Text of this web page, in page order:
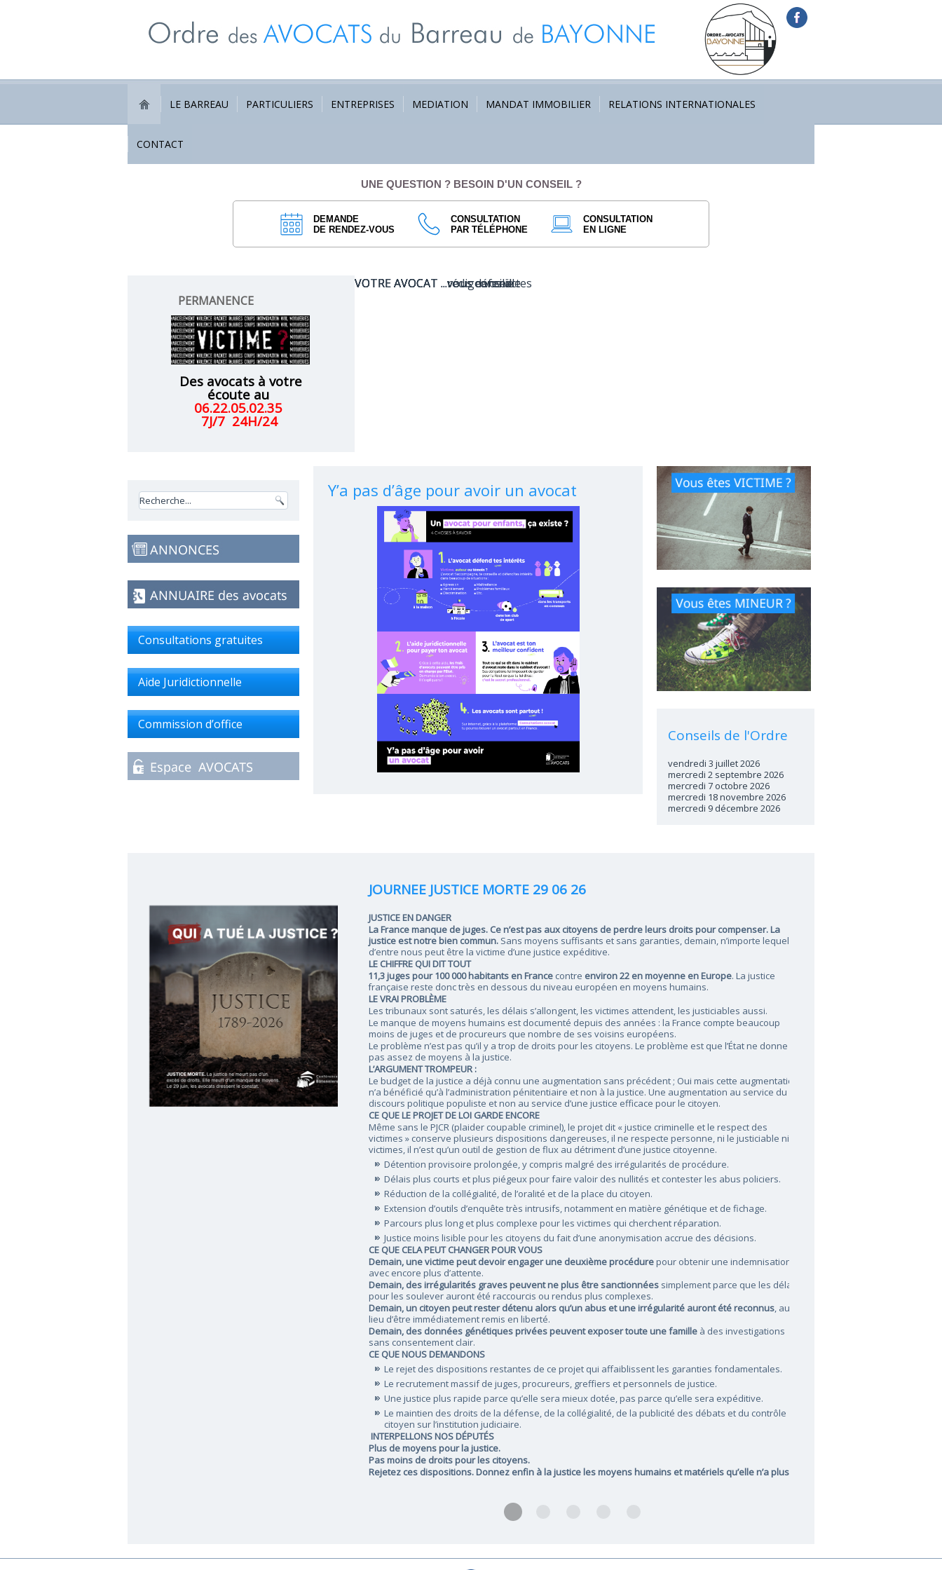
LE BARREAU PARTICULIERS ENTREPRISES MEDIATION MANDAT IMMOBILIER RELATIONS INTERNATIONALES
CONTACT
UNE QUESTION ? BESOIN D'UN CONSEIL ?
DEMANDE
DE RENDEZ-VOUS
CONSULTATION
PAR TÉLÉPHONE
CONSULTATION
EN LIGNE
PERMANENCE
VICTIMES
Des avocats à votre
écoute au
06.22.05.02.35
7J/7 24H/24
VOTRE AVOCAT ...vous concilie
VOTRE AVOCAT ...rédige vos actes
VOTRE AVOCAT ...vous conseille
VOTRE AVOCAT ...vous défend
Consultations gratuites
Aide Juridictionnelle
Commission d’office
Y’a pas d’âge pour avoir un avocat
Conseils de l'Ordre
vendredi 3 juillet 2026
mercredi 2 septembre 2026
mercredi 7 octobre 2026
mercredi 18 novembre 2026
mercredi 9 décembre 2026
JOURNEE JUSTICE MORTE 29 06 26
JUSTICE EN DANGER
La France manque de juges. Ce n’est pas aux citoyens de perdre leurs droits pour compenser. La
justice est notre bien commun. Sans moyens suffisants et sans garanties, demain, n’importe lequel
d’entre nous peut être la victime d’une justice expéditive.
LE CHIFFRE QUI DIT TOUT
11,3 juges pour 100 000 habitants en France contre environ 22 en moyenne en Europe. La justice
française reste donc très en dessous du niveau européen en moyens humains.
LE VRAI PROBLÈME
Les tribunaux sont saturés, les délais s’allongent, les victimes attendent, les justiciables aussi.
Le manque de moyens humains est documenté depuis des années : la France compte beaucoup
moins de juges et de procureurs que nombre de ses voisins européens.
Le problème n’est pas qu’il y a trop de droits pour les citoyens. Le problème est que l’État ne donne
pas assez de moyens à la justice.
L’ARGUMENT TROMPEUR :
Le budget de la justice a déjà connu une augmentation sans précédent ; Oui mais cette augmentation
n’a bénéficié qu’à l’administration pénitentiaire et non à la justice. Une augmentation au service du
discours politique populiste et non au service d’une justice efficace pour le citoyen.
CE QUE LE PROJET DE LOI GARDE ENCORE
Même sans le PJCR (plaider coupable criminel), le projet dit « justice criminelle et le respect des
victimes » conserve plusieurs dispositions dangereuses, il ne respecte personne, ni le justiciable ni les
victimes, il n’est qu’un outil de gestion de flux au détriment d’une justice citoyenne.
Détention provisoire prolongée, y compris malgré des irrégularités de procédure.
Délais plus courts et plus piégeux pour faire valoir des nullités et contester les abus policiers.
Réduction de la collégialité, de l’oralité et de la place du citoyen.
Extension d’outils d’enquête très intrusifs, notamment en matière génétique et de fichage.
Parcours plus long et plus complexe pour les victimes qui cherchent réparation.
Justice moins lisible pour les citoyens du fait d’une anonymisation accrue des décisions.
CE QUE CELA PEUT CHANGER POUR VOUS
Demain, une victime peut devoir engager une deuxième procédurepour obtenir une indemnisation,
avec encore plus d’attente.
Demain, des irrégularités graves peuvent ne plus être sanctionnées simplement parce que les délais
pour les soulever auront été raccourcis ou rendus plus complexes.
Demain, un citoyen peut rester détenu alors qu’un abus et une irrégularité auront été reconnus, au
lieu d’être immédiatement remis en liberté.
Demain, des données génétiques privées peuvent exposer toute une famille à des investigations
sans consentement clair.
CE QUE NOUS DEMANDONS
Le rejet des dispositions restantes de ce projet qui affaiblissent les garanties fondamentales.
Le recrutement massif de juges, procureurs, greffiers et personnels de justice.
Une justice plus rapide parce qu’elle sera mieux dotée, pas parce qu’elle sera expéditive.
Le maintien des droits de la défense, de la collégialité, de la publicité des débats et du contrôle
citoyen sur l’institution judiciaire.
INTERPELLONS NOS DÉPUTÉS
Plus de moyens pour la justice.
Pas moins de droits pour les citoyens.
Rejetez ces dispositions. Donnez enfin à la justice les moyens humains et matériels qu’elle n’a plus.